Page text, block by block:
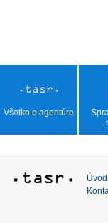
Všetko o agentúre
Úvod